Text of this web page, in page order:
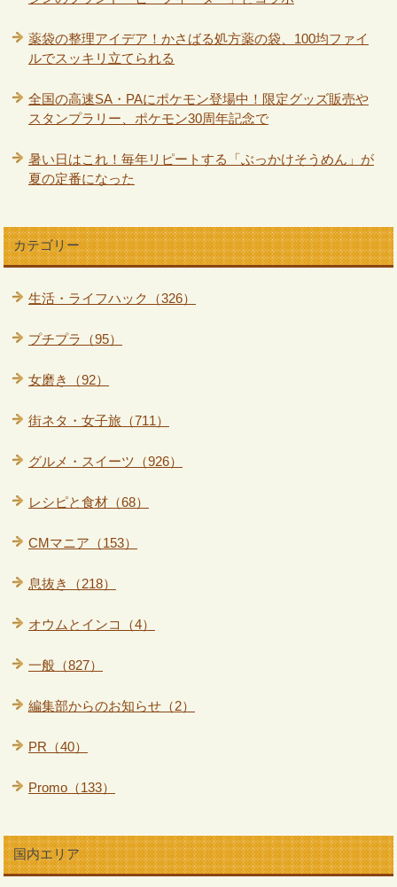
薬袋の整理アイデア！かさばる処方薬の袋、100均ファイ
ルでスッキリ立てられる
全国の高速SA・PAにポケモン登場中！限定グッズ販売や
スタンプラリー、ポケモン30周年記念で
暑い日はこれ！毎年リピートする「ぶっかけそうめん」が
夏の定番になった
カテゴリー
生活・ライフハック（326）
プチプラ（95）
女磨き（92）
街ネタ・女子旅（711）
グルメ・スイーツ（926）
レシピと食材（68）
CMマニア（153）
息抜き（218）
オウムとインコ（4）
一般（827）
編集部からのお知らせ（2）
PR（40）
Promo（133）
国内エリア